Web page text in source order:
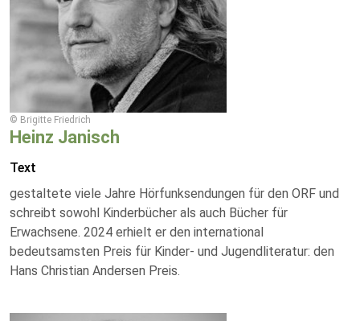
© Brigitte Friedrich
Heinz Janisch
Text
gestaltete viele Jahre Hörfunksendungen für den ORF und
schreibt sowohl Kinderbücher als auch Bücher für
Erwachsene. 2024 erhielt er den international
bedeutsamsten Preis für Kinder- und Jugendliteratur: den
Hans Christian Andersen Preis.